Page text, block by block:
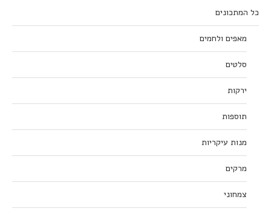
כל המתכונים
מאפים ולחמים
סלטים
ירקות
תוספות
מנות עיקריות
מרקים
צמחוני